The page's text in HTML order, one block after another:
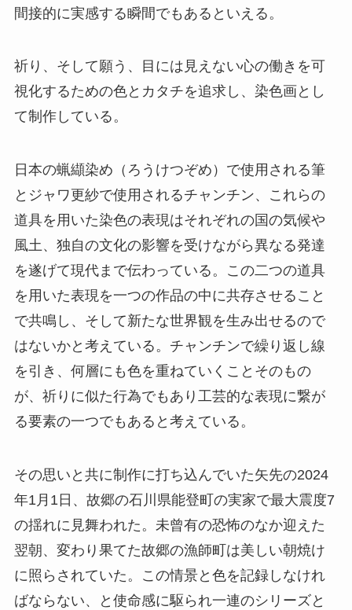
間接的に実感する瞬間でもあるといえる。
祈り、そして願う、目には見えない心の働きを可
視化するための色とカタチを追求し、染色画とし
て制作している。
日本の蝋纈染め（ろうけつぞめ）で使用される筆
とジャワ更紗で使用されるチャンチン、これらの
道具を用いた染色の表現はそれぞれの国の気候や
風土、独自の文化の影響を受けながら異なる発達
を遂げて現代まで伝わっている。この二つの道具
を用いた表現を一つの作品の中に共存させること
で共鳴し、そして新たな世界観を生み出せるので
はないかと考えている。チャンチンで繰り返し線
を引き、何層にも色を重ねていくことそのもの
が、祈りに似た行為でもあり工芸的な表現に繋が
る要素の一つでもあると考えている。
その思いと共に制作に打ち込んでいた矢先の2024
年1月1日、故郷の石川県能登町の実家で最大震度7
の揺れに見舞われた。未曾有の恐怖のなか迎えた
翌朝、変わり果てた故郷の漁師町は美しい朝焼け
に照らされていた。この情景と色を記録しなけれ
ばならない、と使命感に駆られ一連のシリーズと